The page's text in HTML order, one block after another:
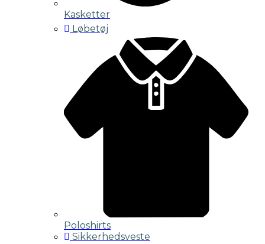
Kasketter
Løbetøj
Poloshirts
Sikkerhedsveste